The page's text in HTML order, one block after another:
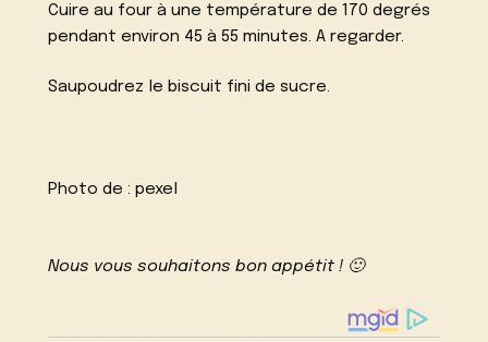
Cuire au four à une température de 170 degrés
pendant environ 45 à 55 minutes. A regarder.
Saupoudrez le biscuit fini de sucre.
Photo de :pexel
Nous vous souhaitons bon appétit ! 🙂